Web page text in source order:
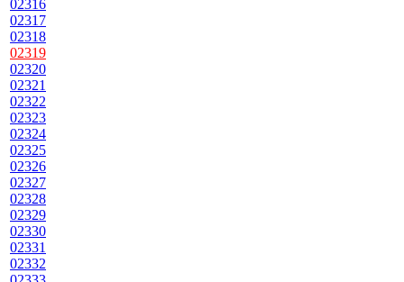
02316
02317
02318
02319
02320
02321
02322
02323
02324
02325
02326
02327
02328
02329
02330
02331
02332